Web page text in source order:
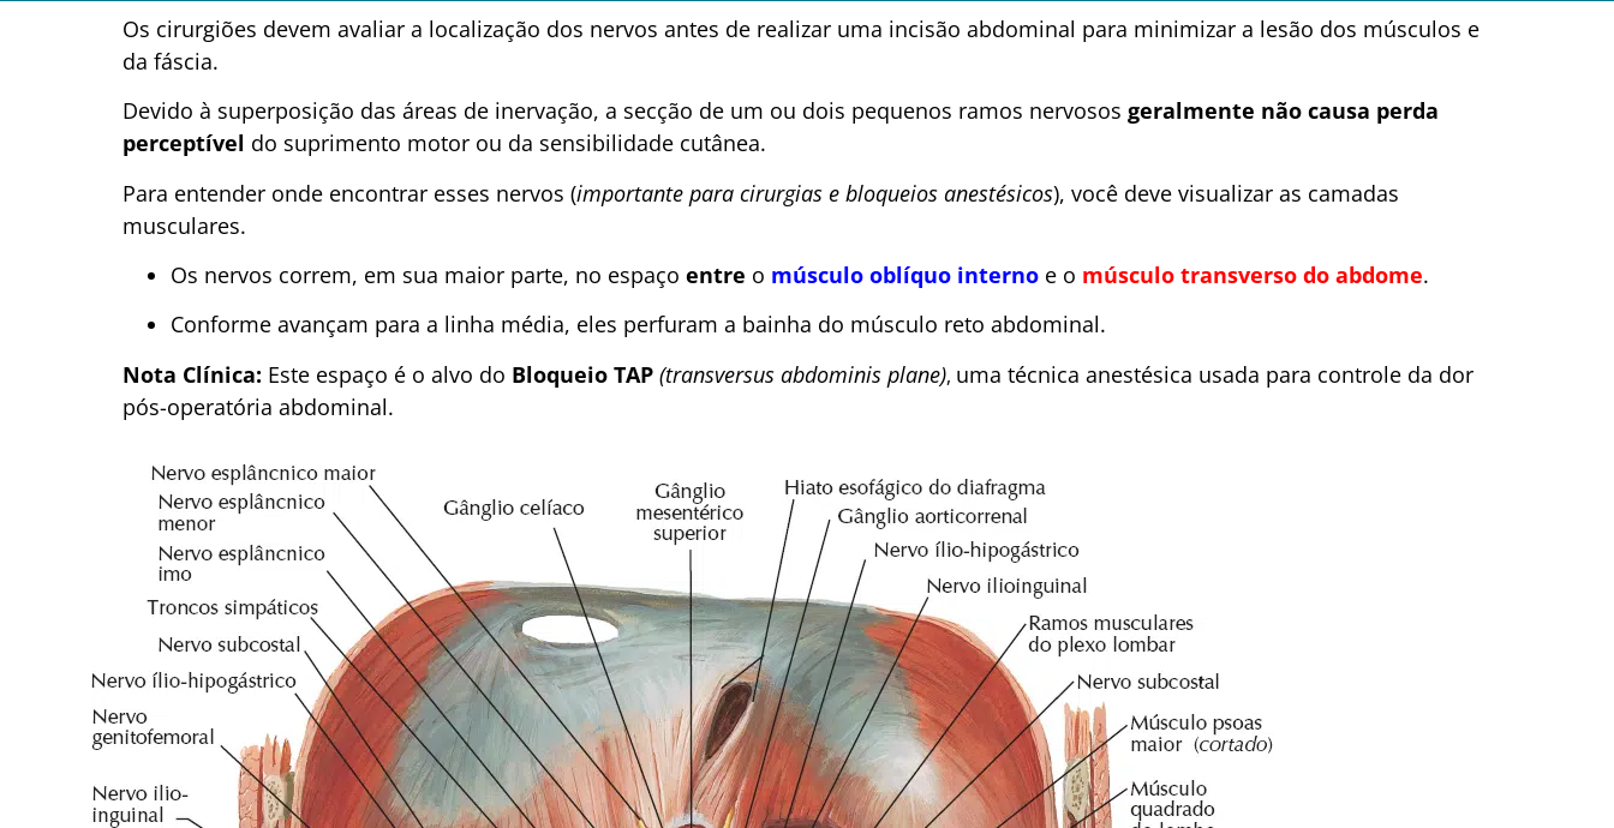
Os cirurgiões devem avaliar a localização dos nervos antes de realizar uma incisão abdominal para minimizar a lesão dos músculos e
da fáscia.
Devido à superposição das áreas de inervação, a secção de um ou dois pequenos ramos nervosos geralmente não causa perda
perceptível do suprimento motor ou da sensibilidade cutânea.
Para entender onde encontrar esses nervos (importante para cirurgias e bloqueios anestésicos), você deve visualizar as camadas
musculares.
Os nervos correm, em sua maior parte, no espaço entre o músculo oblíquo interno e o músculo transverso do abdome.
Conforme avançam para a linha média, eles perfuram a bainha do músculo reto abdominal.
Nota Clínica: Este espaço é o alvo do Bloqueio TAP (transversus abdominis plane), uma técnica anestésica usada para controle da dor
pós-operatória abdominal.